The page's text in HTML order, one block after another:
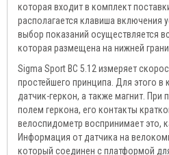
которая входит в комплект
располагается клавиша включения
выбор показаний осуществляется
которая размещена на нижней
Sigma Sport BC 5.12 измеряет
простейшего принципа. Для этого
датчик-геркон, а также магнит. При
полем геркона, его контакты
велоспидометр воспринимает это,
Информация от датчика на
который соединен с платформой